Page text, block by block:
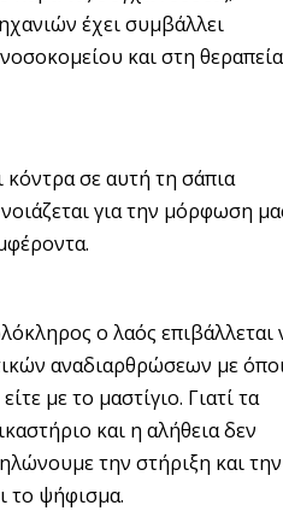
έχει συμβάλλει
και στη θεραπεία
κόντρα σε αυτή τη σάπια
για την μόρφωση
ο λαός επιβάλλεται
αναδιαρθρώσεων με
με το μαστίγιο. Γιατί τα
και η αλήθεια δεν
την στήριξη και την
το ψήφισμα.